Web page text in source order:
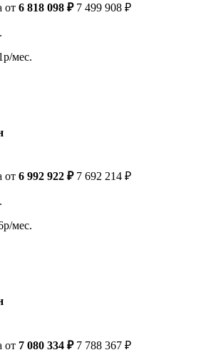
от 6 818 098 ₽ 7 499 908 ₽
мес.
от 6 992 922 ₽ 7 692 214 ₽
мес.
от 7 080 334 ₽ 7 788 367 ₽